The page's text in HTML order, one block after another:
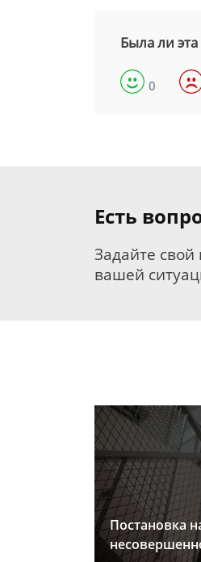
Была ли эта
0
Есть
Задайте
вашей
Постановка